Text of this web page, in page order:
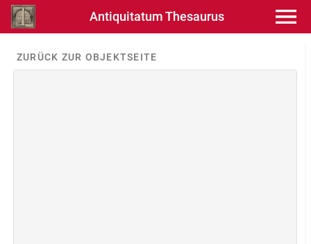
Antiquitatum Thesaurus
ZURÜCK ZUR OBJEKTSEITE